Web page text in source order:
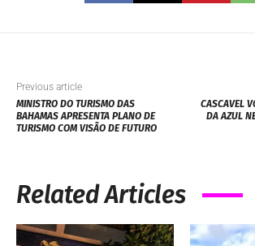
Previous article
MINISTRO DO TURISMO DAS
BAHAMAS APRESENTA PLANO DE
TURISMO COM VISÃO DE FUTURO
CASCAVEL
DA AZUL
Related Articles